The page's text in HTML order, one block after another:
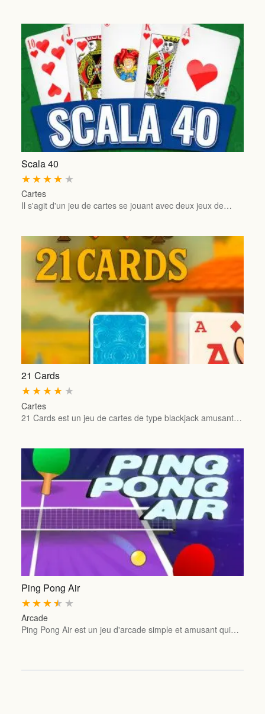
Scala 40
★
★
★
★
★
Cartes
Il s'agit d'un jeu de cartes se jouant avec deux jeux de…
21 Cards
★
★
★
★
★
Cartes
21 Cards est un jeu de cartes de type blackjack amusant…
Ping Pong Air
★
★
★
★
★
Arcade
Ping Pong Air est un jeu d'arcade simple et amusant qui…